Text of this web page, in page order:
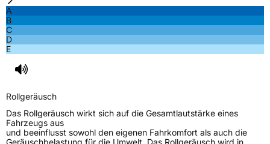
A
B
C
D
E
Rollgeräusch
Das Rollgeräusch wirkt sich auf die Gesamtlautstärke eines
Fahrzeugs aus
und beeinflusst sowohl den eigenen Fahrkomfort als auch die
Geräuschbelastung für die Umwelt. Das Rollgeräusch wird in